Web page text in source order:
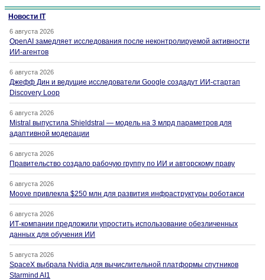
Новости IT
6 августа 2026
OpenAI замедляет исследования после неконтролируемой активности
ИИ-агентов
6 августа 2026
Джефф Дин и ведущие исследователи Google создадут ИИ-стартап
Discovery Loop
6 августа 2026
Mistral выпустила Shieldstral — модель на 3 млрд параметров для
адаптивной модерации
6 августа 2026
Правительство создало рабочую группу по ИИ и авторскому праву
6 августа 2026
Moove привлекла $250 млн для развития инфраструктуры роботакси
6 августа 2026
ИТ-компании предложили упростить использование обезличенных
данных для обучения ИИ
5 августа 2026
SpaceX выбрала Nvidia для вычислительной платформы спутников
Starmind AI1